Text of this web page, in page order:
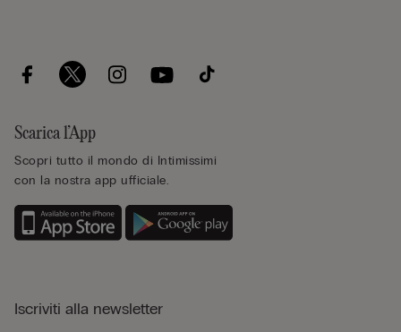
Scarica l’App
Scopri tutto il mondo di Intimissimi
con la nostra app ufficiale.
Iscriviti alla newsletter